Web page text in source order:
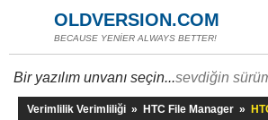
OLDVERSION.COM
BECAUSE YENİER ALWAYS BETTER!
Bir yazılım unvanı seçin...sevdiğin
Verimlilik Verimliliği » HTC File Manager »